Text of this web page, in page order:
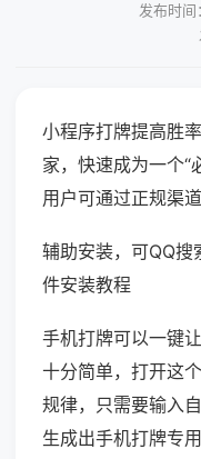
发布时
小程序打牌提高胜
家，快速成为一个“
用户可通过正规渠道
辅助安装，可QQ
件安装教程
手机打牌可以一键
十分简单，打开这
规律，只需要输入
生成出手机打牌专